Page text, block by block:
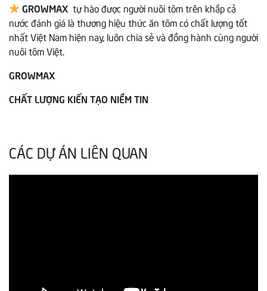
GROWMAX tự hào được người nuôi tôm trên khắp cả
nước đánh giá là thương hiệu thức ăn tôm có chất lượng tốt
nhất Việt Nam hiện nay, luôn chia sẻ và đồng hành cùng người
nuôi tôm Việt.
GROWMAX
CHẤT LƯỢNG KIẾN TẠO NIỀM TIN
CÁC DỰ ÁN LIÊN QUAN